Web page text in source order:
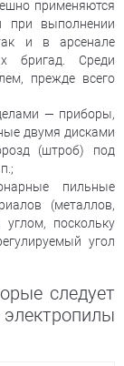
применяются
при выполнении
и в арсенале
бригад. Среди
прежде всего
— приборы,
двумя дисками
(штроб) под
пильные
(металлов,
поскольку
угол
следует